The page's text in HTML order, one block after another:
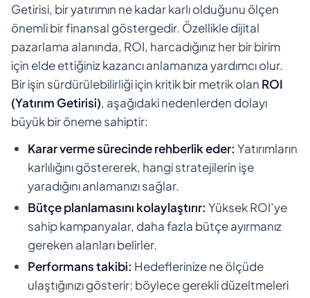
Getirisi, bir yatırımın ne kadar karlı olduğunu ölçen
önemli bir finansal göstergedir. Özellikle dijital
pazarlama alanında, ROI, harcadığınız her bir birim
için elde ettiğiniz kazancı anlamanıza yardımcı olur.
Bir işin sürdürülebilirliği için kritik bir metrik olan ROI
(Yatırım Getirisi), aşağıdaki nedenlerden dolayı
büyük bir öneme sahiptir:
Karar verme sürecinde rehberlik eder: Yatırımların
karlılığını göstererek, hangi stratejilerin işe
yaradığını anlamanızı sağlar.
Bütçe planlamasını kolaylaştırır: Yüksek ROI’ye
sahip kampanyalar, daha fazla bütçe ayırmanız
gereken alanları belirler.
Performans takibi: Hedeflerinize ne ölçüde
ulaştığınızı gösterir; böylece gerekli düzeltmeleri